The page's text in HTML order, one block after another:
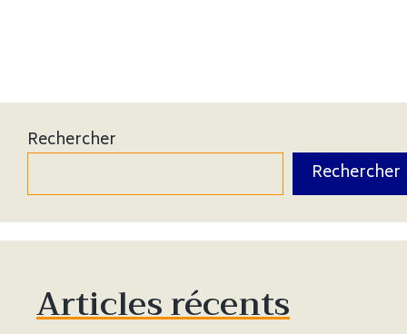
Rechercher
Rechercher
Articles récents